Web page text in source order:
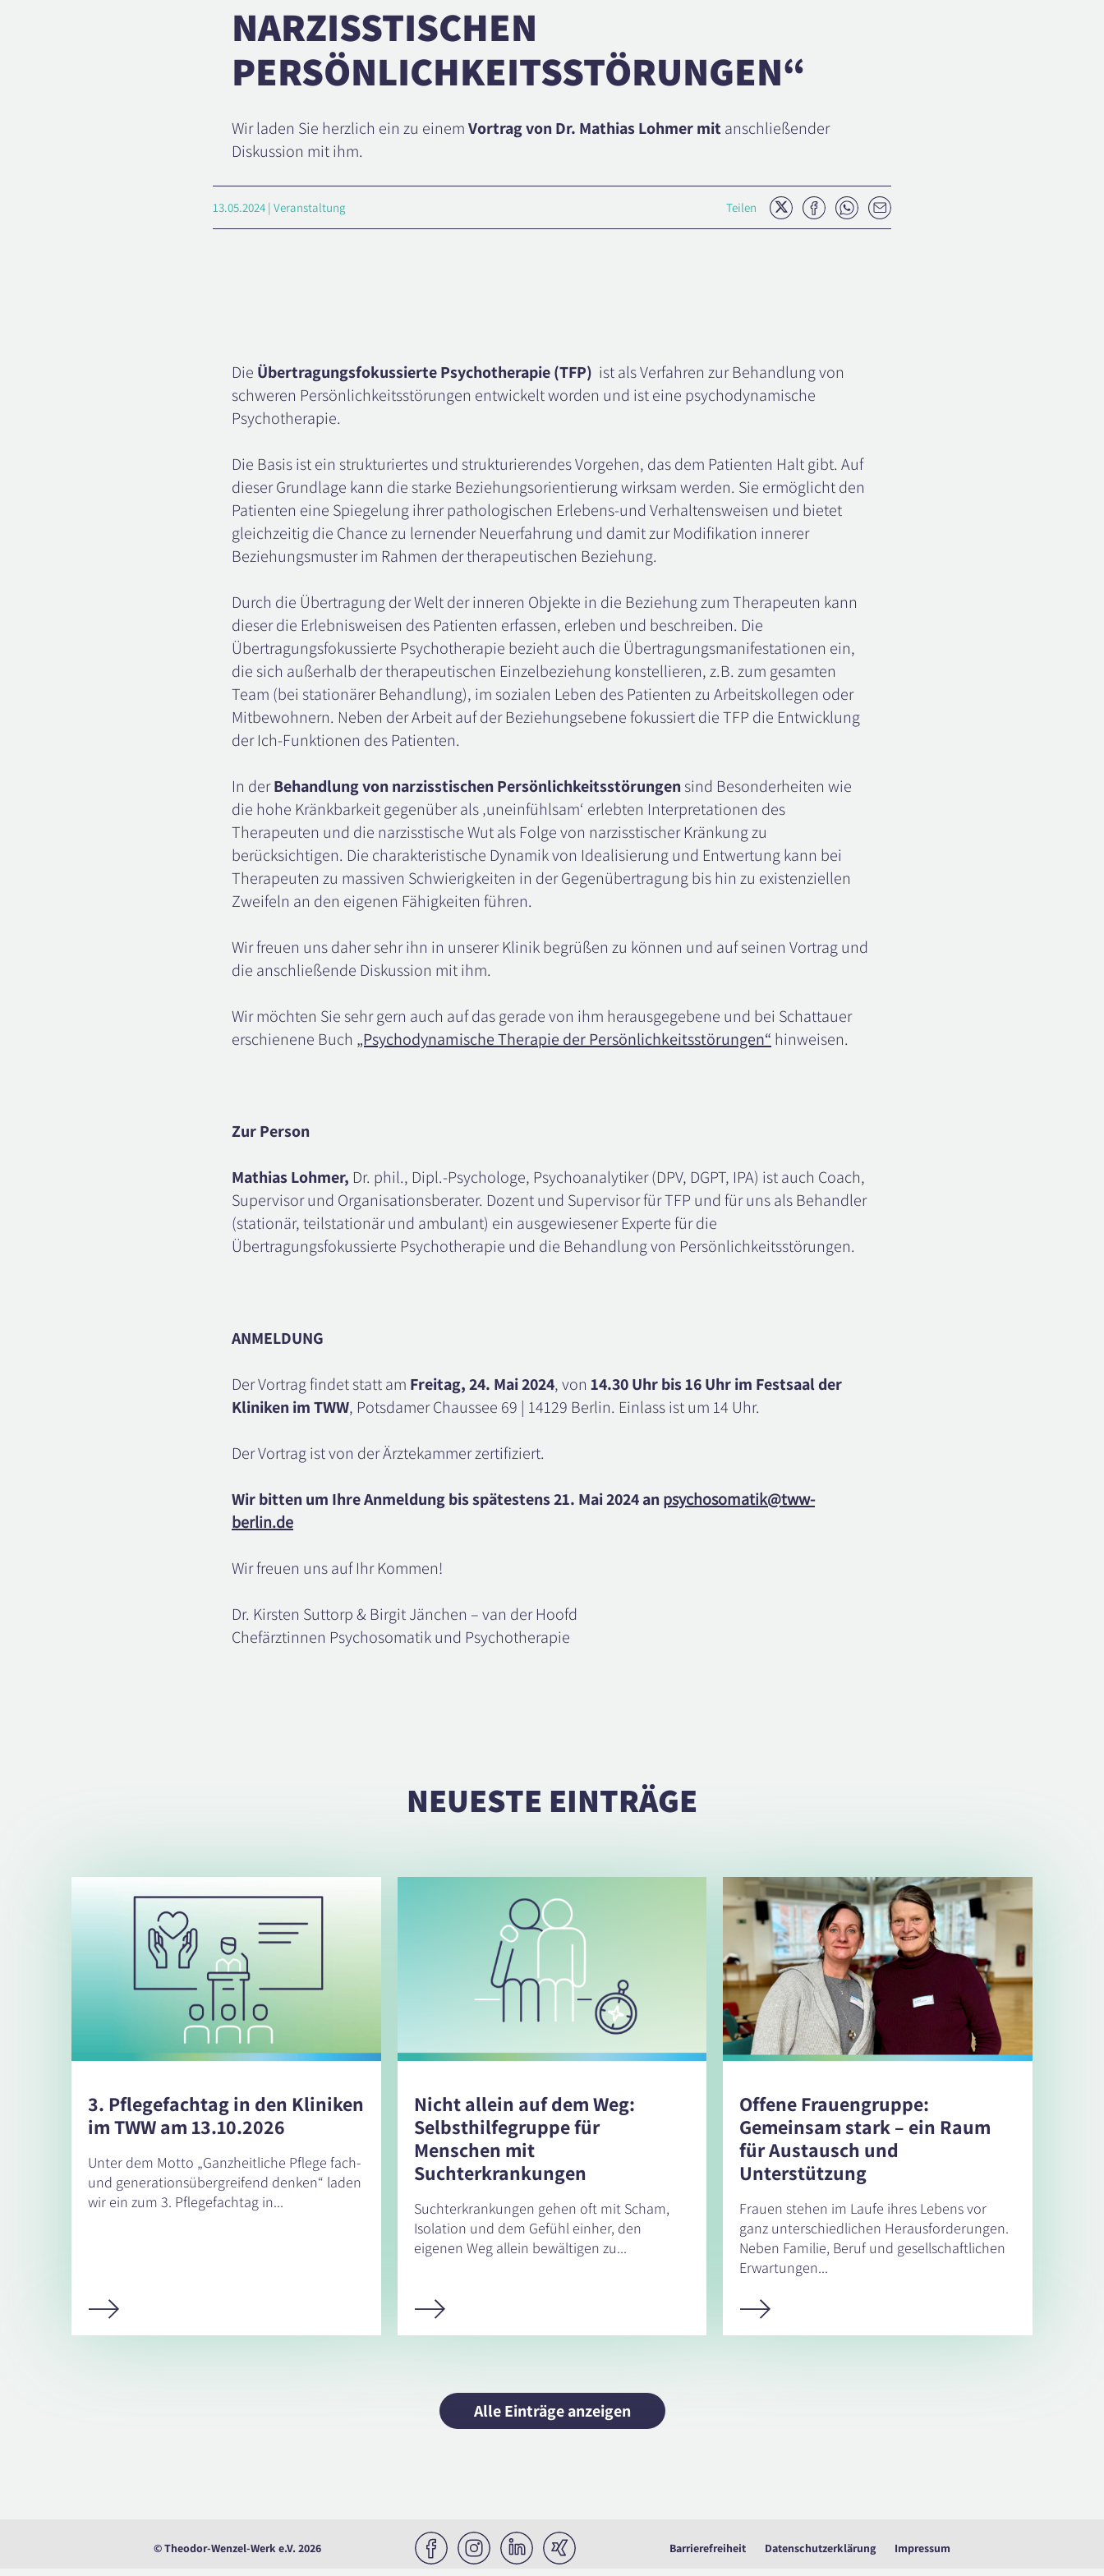
NARZISSTISCHEN
PERSÖNLICHKEITSSTÖRUNGEN“
Wir laden Sie herzlich ein zu einemVortrag von Dr. Mathias Lohmer mit anschließender
Diskussion mit ihm.
13.05.2024 | Veranstaltung Teilen TwitterFacebookWhatsapp
E-
Mail
Die Übertragungsfokussierte Psychotherapie (TFP) ist als Verfahren zur Behandlung von
schweren Persönlichkeitsstörungen entwickelt worden und ist eine psychodynamische
Psychotherapie.
Die Basis ist ein strukturiertes und strukturierendes Vorgehen, das dem Patienten Halt gibt. Auf
dieser Grundlage kann die starke Beziehungsorientierung wirksam werden. Sie ermöglicht den
Patienten eine Spiegelung ihrer pathologischen Erlebens-und Verhaltensweisen und bietet
gleichzeitig die Chance zu lernender Neuerfahrung und damit zur Modifikation innerer
Beziehungsmuster im Rahmen der therapeutischen Beziehung.
Durch die Übertragung der Welt der inneren Objekte in die Beziehung zum Therapeuten kann
dieser die Erlebnisweisen des Patienten erfassen, erleben und beschreiben. Die
Übertragungsfokussierte Psychotherapie bezieht auch die Übertragungsmanifestationen ein,
die sich außerhalb der therapeutischen Einzelbeziehung konstellieren, z.B. zum gesamten
Team (bei stationärer Behandlung), im sozialen Leben des Patienten zu Arbeitskollegen oder
Mitbewohnern. Neben der Arbeit auf der Beziehungsebene fokussiert die TFP die Entwicklung
der Ich-Funktionen des Patienten.
In derBehandlung von narzisstischen Persönlichkeitsstörungensind Besonderheiten wie
die hohe Kränkbarkeit gegenüber als ‚uneinfühlsam‘ erlebten Interpretationen des
Therapeuten und die narzisstische Wut als Folge von narzisstischer Kränkung zu
berücksichtigen. Die charakteristische Dynamik von Idealisierung und Entwertung kann bei
Therapeuten zu massiven Schwierigkeiten in der Gegenübertragung bis hin zu existenziellen
Zweifeln an den eigenen Fähigkeiten führen.
Wir freuen uns daher sehr ihn in unserer Klinik begrüßen zu können und auf seinen Vortrag und
die anschließende Diskussion mit ihm.
Wir möchten Sie sehr gern auch auf das gerade von ihm herausgegebene und bei Schattauer
erschienene Buch „Psychodynamische Therapie der Persönlichkeitsstörungen“ hinweisen.
Zur Person
Mathias Lohmer, Dr. phil., Dipl.-Psychologe, Psychoanalytiker (DPV, DGPT, IPA) ist auch Coach,
Supervisor und Organisationsberater. Dozent und Supervisor für TFP und für uns als Behandler
(stationär, teilstationär und ambulant) ein ausgewiesener Experte für die
Übertragungsfokussierte Psychotherapie und die Behandlung von Persönlichkeitsstörungen.
ANMELDUNG
Der Vortrag findet statt am Freitag, 24. Mai 2024, von 14.30 Uhr bis 16 Uhrim Festsaal der
Kliniken im TWW, Potsdamer Chaussee 69 | 14129 Berlin. Einlass ist um 14 Uhr.
Der Vortrag ist von der Ärztekammer zertifiziert.
Wir bitten um Ihre Anmeldung bis spätestens 21. Mai 2024 anpsychosomatik@tww-
berlin.de
Wir freuen uns auf Ihr Kommen!
Dr. Kirsten Suttorp & Birgit Jänchen – van der Hoofd
Chefärztinnen Psychosomatik und Psychotherapie
NEUESTE EINTRÄGE
3. Pflegefachtag in den Kliniken
im TWW am 13.10.2026
Unter dem Motto „Ganzheitliche Pflege fach-
und generationsübergreifend denken“ laden
wir ein zum 3. Pflegefachtag in...
Nicht allein auf dem Weg:
Selbsthilfegruppe für
Menschen mit
Suchterkrankungen
Suchterkrankungen gehen oft mit Scham,
Isolation und dem Gefühl einher, den
eigenen Weg allein bewältigen zu...
Offene Frauengruppe:
Gemeinsam stark – ein Raum
für Austausch und
Unterstützung
Frauen stehen im Laufe ihres Lebens vor
ganz unterschiedlichen Herausforderungen.
Neben Familie, Beruf und gesellschaftlichen
Erwartungen...
Alle Einträge anzeigen
© Theodor-Wenzel-Werk e.V. 2026 Barrierefreiheit Datenschutzerklärung Impressum